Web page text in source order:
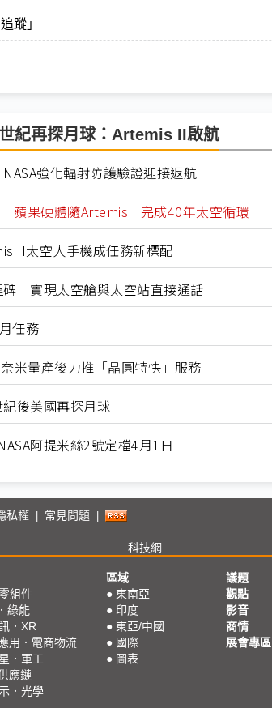
蹤」
紀再探月球：Artemis II啟航
強化輻射防護驗證迎接返航
果硬體隨Artemis II完成40年太空循環
II太空人手機成任務新標配
實現太空艙與太空站直接通話
任務
米量產後力推「晶圓特快」服務
後美國再探月球
阿提米絲2號定檔4月1日
私權 常見問題
科技網
組件
綠能
．XR
用．電商物流
．軍工
應鏈
．光學
區域
● 東南亞
● 印度
● 東亞/中國
● 國際
● 圖表
議題
觀點
影音
商情
展會專區